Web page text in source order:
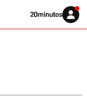
Volver
Iniciar
sesión